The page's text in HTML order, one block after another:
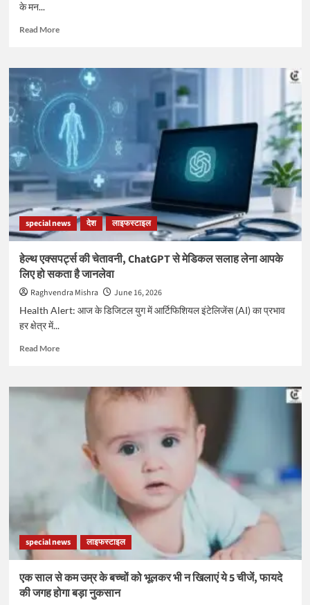
के मन...
Read MoreRead
कैंसर
शुरुआती
संकेत:
शरीर
में
दिखने
वाले
ये
बदलाव
हो
सकते
की
घंटी
special news देश लाइफस्टाइल
हेल्थ एक्सपर्ट्स की चेतावनी, ChatGPT से मेडिकल सलाह लेना आपके
लिए हो सकता है जानलेवा
Raghvendra Mishra
June 16, 2026
Health Alert: आज के डिजिटल युग में आर्टिफिशियल इंटेलिजेंस (AI) का प्रभाव
हर क्षेत्र में...
Read MoreRead
हेल्थ
एक्सपर्ट्स
ChatGPT
सकता
जानलेवा
special news लाइफस्टाइल
एक साल से कम उम्र के बच्चों को भूलकर भी न खिलाएं ये 5 चीजें, फायदे
की जगह होगा बड़ा नुकसान